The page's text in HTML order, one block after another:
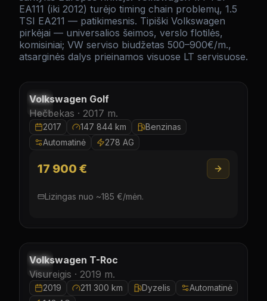
EA111 (iki 2012) turėjo timing chain problemų, 1.5
TSI EA211 — patikimesnis. Tipiški Volkswagen
pirkėjai — universalios šeimos, verslo flotilės,
komisiniai; VW serviso biudžetas 500–900€/m.,
atsarginės dalys prieinamos visuose LT servisuose.
Volkswagen Golf
Hečbekas · 2017 m.
2017 147 844 km
Benzinas
Automatinė
278 AG
17 900 €
Lizingas nuo ~185 €/mėn.
Volkswagen T-Roc
Visureigis · 2019 m.
2019 211 300 km Dyzelis
Automatinė